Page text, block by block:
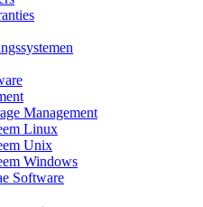
Management
Linux
Unix
Windows
Software